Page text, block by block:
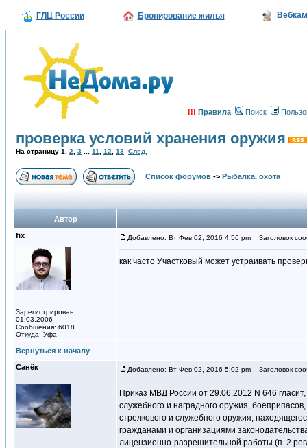
ГЛЦ России Бронирование жилья
!!! Правила Поиск
проверка условий хранения оружия
На страницу 1 2 3 11 12 13 След.
Список форумов -> Рыбалка, охота
Автор
fix
Зарегистрирован:
01.03.2006
Сообщения: 6018
Откуда: Уфа
Добавлено: Вт Фев 02, 2016 4:56 pm Заголовок
как часто Участковый может устраивать
Вернуться к началу
Санёк
Добавлено: Вт Фев 02, 2016 5:02 pm Заголовок
Приказ МВД России от 29.06.2012 N 646
служебного и наградного оружия,
стрелкового и служебного оружия,
гражданами и организациями
лицензионно-разрешительной работы (п. 2